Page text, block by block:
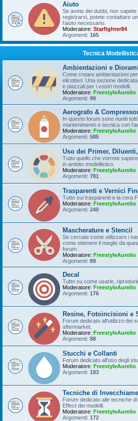
Aiuto
Se avete dei dubbi, non
registrarvi, potete contattare
l'aiuto necessario.
Moderatore: Starfighter84
Argomenti: 165
Tecnica
Ambientazioni e Diorami
Come creare ambientazioni
elicotteri. Una sezione
e piazzali per i vostri modelli.
Moderatore: FreestyleAurelio
Argomenti: 99
Aerografo &
In questo forum sono riuniti
mantenimento e tecnica con
Moderatore: FreestyleAurelio
Argomenti: 585
Uso dei Primer,
Tutto quello che vorrete
in ambito modellistico.
Moderatore: FreestyleAurelio
Argomenti: 781
Trasparenti e Vernici
Tutto sui trasparenti e la cera
Moderatore: FreestyleAurelio
Argomenti: 240
Mascherature e Stencil
Se cercate come utilizzare i
come ottenere il meglio da
forum.
Moderatore: FreestyleAurelio
Argomenti: 89
Decal
Tutto su come usarle,
Moderatore: FreestyleAurelio
Argomenti: 176
Resine, Fotoincisioni e
Forum dedicato all'utilizzo dei
aftermarket.
Moderatore: FreestyleAurelio
Argomenti: 88
Stucchi e Collanti
Forum dedicato all'uso degli
Moderatore: FreestyleAurelio
Argomenti: 183
Tecniche di
Forum dedicato alle tecniche
Effect dei modelli.
Moderatore: FreestyleAurelio
Argomenti: 172